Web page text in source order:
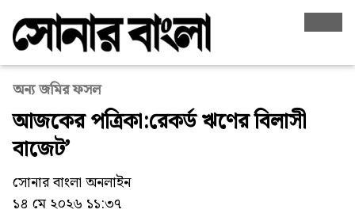
অন্য জমির ফসল
আজকের পত্রিকা:রেকর্ড ঋণের বিলাসী
বাজেট’
সোনার বাংলা অনলাইন
১৪ মে ২০২৬ ১১:৩৭